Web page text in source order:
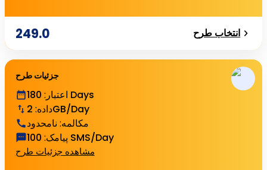
249.0 انتخاب طرح
جزئیات طرح
اعتبار :
180 Days
داده:
2GB/Day
مکالمه: نامحدود
پیامک: 100 SMS/Day
مشاهده جزئیات طرح